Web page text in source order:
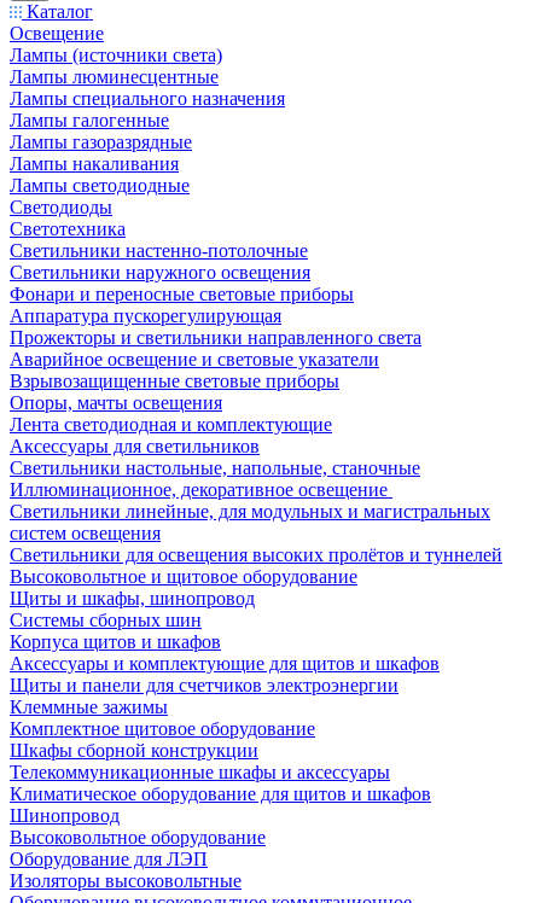
Каталог
Освещение
Лампы (источники света)
Лампы люминесцентные
Лампы специального назначения
Лампы галогенные
Лампы газоразрядные
Лампы накаливания
Лампы светодиодные
Светодиоды
Светотехника
Светильники настенно-потолочные
Светильники наружного освещения
Фонари и переносные световые приборы
Аппаратура пускорегулирующая
Прожекторы и светильники направленного света
Аварийное освещение и световые указатели
Взрывозащищенные световые приборы
Опоры, мачты освещения
Лента светодиодная и комплектующие
Аксессуары для светильников
Светильники настольные, напольные, станочные
Иллюминационное, декоративное освещение
Светильники линейные, для модульных и магистральных
систем освещения
Светильники для освещения высоких пролётов и туннелей
Высоковольтное и щитовое оборудование
Щиты и шкафы, шинопровод
Системы сборных шин
Корпуса щитов и шкафов
Аксессуары и комплектующие для щитов и шкафов
Щиты и панели для счетчиков электроэнергии
Клеммные зажимы
Комплектное щитовое оборудование
Шкафы сборной конструкции
Телекоммуникационные шкафы и аксессуары
Климатическое оборудование для щитов и шкафов
Шинопровод
Высоковольтное оборудование
Оборудование для ЛЭП
Изоляторы высоковольтные